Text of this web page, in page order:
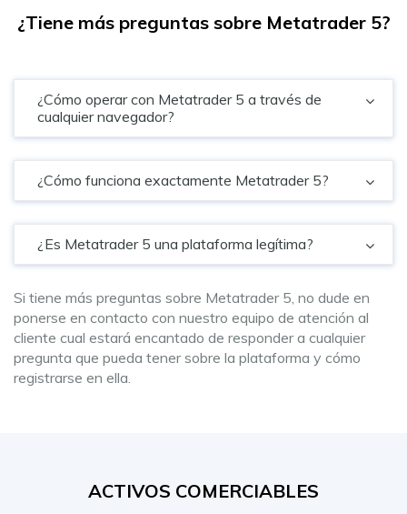
¿Tiene más preguntas sobre Metatrader 5?
¿Cómo operar con Metatrader 5 a través de
cualquier navegador?
¿Cómo funciona exactamente Metatrader 5?
¿Es Metatrader 5 una plataforma legítima?
Si tiene más preguntas sobre Metatrader 5, no dude en
ponerse en contacto con nuestro equipo de atención al
cliente cual estará encantado de responder a cualquier
pregunta que pueda tener sobre la plataforma y cómo
registrarse en ella.
ACTIVOS COMERCIABLES